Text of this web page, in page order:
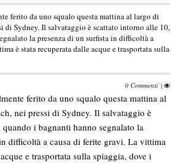
ferito da uno squalo questa mattina al largo di
di Sydney. Il salvataggio è scattato intorno alle 10,
la presenza di un surfista in difficoltà a
è stata recuperata dalle acque e trasportata sulla
0 Commenti |
ferito da uno squalo questa mattina al
nei pressi di Sydney. Il salvataggio è
i bagnanti hanno segnalato la
difficoltà a causa di ferite gravi. La vittima
e trasportata sulla spiaggia, dove i